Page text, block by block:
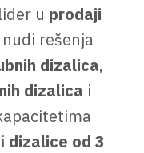
u prodaji
nudi rešenja
dizalica,
dizalica i
dizalice od 3